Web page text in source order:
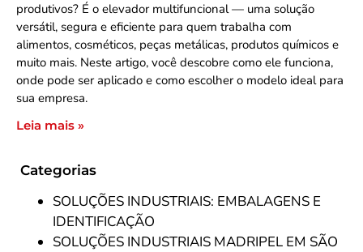
produtivos? É o elevador multifuncional — uma solução
versátil, segura e eficiente para quem trabalha com
alimentos, cosméticos, peças metálicas, produtos químicos e
muito mais. Neste artigo, você descobre como ele funciona,
onde pode ser aplicado e como escolher o modelo ideal para
sua empresa.
Leia mais »
Categorias
SOLUÇÕES INDUSTRIAIS: EMBALAGENS E
IDENTIFICAÇÃO
SOLUÇÕES INDUSTRIAIS MADRIPEL EM SÃO